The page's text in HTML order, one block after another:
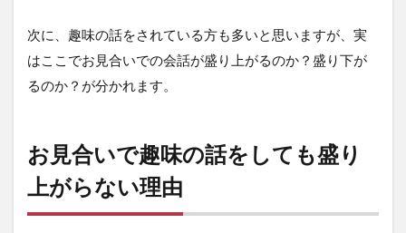
次に、趣味の話をされている方も多いと思いますが、実
はここでお見合いでの会話が盛り上がるのか？盛り下が
るのか？が分かれます。
お見合いで趣味の話をしても盛り
上がらない理由